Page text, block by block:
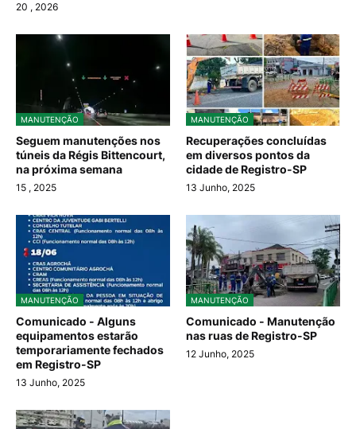
20 , 2026
MANUTENÇÃO
Seguem manutenções nos
túneis da Régis Bittencourt,
na próxima semana
15 , 2025
MANUTENÇÃO
Recuperações concluídas
em diversos pontos da
cidade de Registro-SP
13 Junho, 2025
MANUTENÇÃO
Comunicado - Alguns
equipamentos estarão
temporariamente fechados
em Registro-SP
13 Junho, 2025
MANUTENÇÃO
Comunicado - Manutenção
nas ruas de Registro-SP
12 Junho, 2025